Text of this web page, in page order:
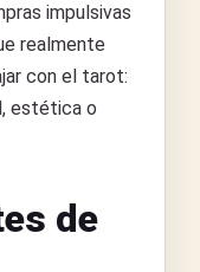
impulsivas
realmente
con el tarot:
estética o
de